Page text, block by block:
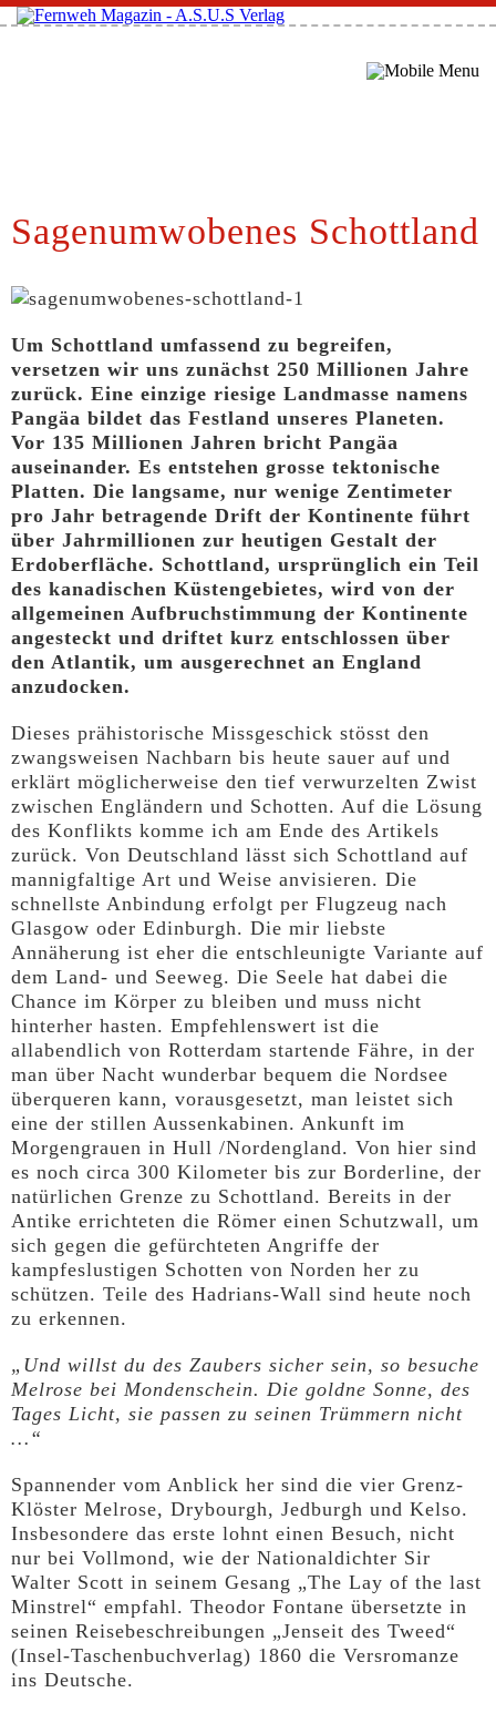
Sagenumwobenes Schottland
Um Schottland umfassend zu begreifen,
versetzen wir uns zunächst 250 Millionen Jahre
zurück. Eine einzige riesige Landmasse namens
Pangäa bildet das Festland unseres Planeten.
Vor 135 Millionen Jahren bricht Pangäa
auseinander. Es entstehen grosse tektonische
Platten. Die langsame, nur wenige Zentimeter
pro Jahr betragende Drift der Kontinente führt
über Jahrmillionen zur heutigen Gestalt der
Erdoberfläche. Schottland, ursprünglich ein Teil
des kanadischen Küstengebietes, wird von der
allgemeinen Aufbruchstimmung der Kontinente
angesteckt und driftet kurz entschlossen über
den Atlantik, um ausgerechnet an England
anzudocken.
Dieses prähistorische Missgeschick stösst den
zwangsweisen Nachbarn bis heute sauer auf und
erklärt möglicherweise den tief verwurzelten Zwist
zwischen Engländern und Schotten. Auf die Lösung
des Konflikts komme ich am Ende des Artikels
zurück. Von Deutschland lässt sich Schottland auf
mannigfaltige Art und Weise anvisieren. Die
schnellste Anbindung erfolgt per Flugzeug nach
Glasgow oder Edinburgh. Die mir liebste
Annäherung ist eher die entschleunigte Variante auf
dem Land- und Seeweg. Die Seele hat dabei die
Chance im Körper zu bleiben und muss nicht
hinterher hasten. Empfehlenswert ist die
allabendlich von Rotterdam startende Fähre, in der
man über Nacht wunderbar bequem die Nordsee
überqueren kann, vorausgesetzt, man leistet sich
eine der stillen Aussenkabinen. Ankunft im
Morgengrauen in Hull /Nordengland. Von hier sind
es noch circa 300 Kilometer bis zur Borderline, der
natürlichen Grenze zu Schottland. Bereits in der
Antike errichteten die Römer einen Schutzwall, um
sich gegen die gefürchteten Angriffe der
kampfeslustigen Schotten von Norden her zu
schützen. Teile des Hadrians-Wall sind heute noch
zu erkennen.
„Und willst du des Zaubers sicher sein, so besuche
Melrose bei Mondenschein. Die goldne Sonne, des
Tages Licht, sie passen zu seinen Trümmern nicht
…“
Spannender vom Anblick her sind die vier Grenz-
Klöster Melrose, Drybourgh, Jedburgh und Kelso.
Insbesondere das erste lohnt einen Besuch, nicht
nur bei Vollmond, wie der Nationaldichter Sir
Walter Scott in seinem Gesang „The Lay of the last
Minstrel“ empfahl. Theodor Fontane übersetzte in
seinen Reisebeschreibungen „Jenseit des Tweed“
(Insel-Taschenbuchverlag) 1860 die Versromanze
ins Deutsche.